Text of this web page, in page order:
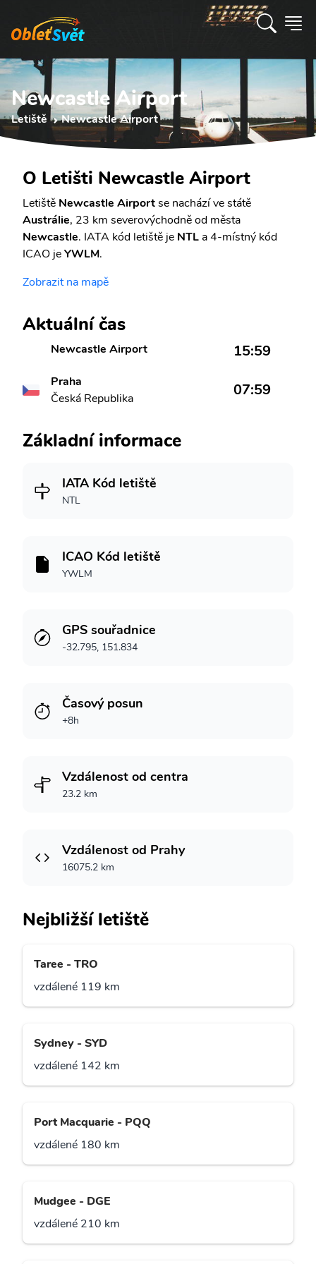
Newcastle Airport
Letiště Newcastle Airport
O Letišti Newcastle Airport
Letiště Newcastle Airportse nachází ve státě
Austrálie, 23 km severovýchodně od města
Newcastle. IATA kód letiště je NTL a 4-místný kód
ICAO jeYWLM.
Zobrazit na mapě
Aktuální čas
Newcastle Airport 15:59
Praha
Česká Republika
07:59
Základní informace
IATA Kód letiště
NTL
ICAO Kód letiště
YWLM
GPS souřadnice
-32.795, 151.834
Časový posun
+8h
Vzdálenost od centra
23.2 km
Vzdálenost od Prahy
16075.2 km
Nejbližší letiště
Taree - TRO
vzdálené 119 km
Sydney - SYD
vzdálené 142 km
Port Macquarie - PQQ
vzdálené 180 km
Mudgee - DGE
vzdálené 210 km